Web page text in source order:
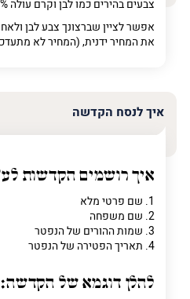
צבעים בהירים כמו לבן וקרם עולה 25% יותר מדגמים אחרים
אפשר לציין שברצונך צבע לבן
את המחיר ידנית, (המחיר לא
איך לנסח הקדשה
איך רושמים הקדשות
1. שם פרטי מלא
2. שם משפחה
3. שמות ההורים של הנפטר
4. תאריך הפטירה של הנפטר
להלן דוגמא של הקדשה: